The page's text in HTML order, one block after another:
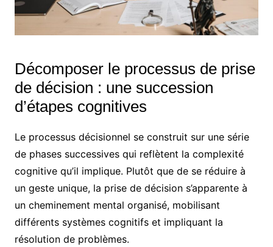
Décomposer le processus de prise
de décision : une succession
d’étapes cognitives
Le processus décisionnel se construit sur une série
de phases successives qui reflètent la complexité
cognitive qu’il implique. Plutôt que de se réduire à
un geste unique, la prise de décision s’apparente à
un cheminement mental organisé, mobilisant
différents systèmes cognitifs et impliquant la
résolution de problèmes.